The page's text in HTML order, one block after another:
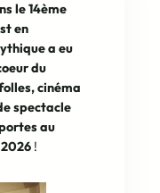
le 14ème
en
a eu
du
cinéma
spectacle
au
!